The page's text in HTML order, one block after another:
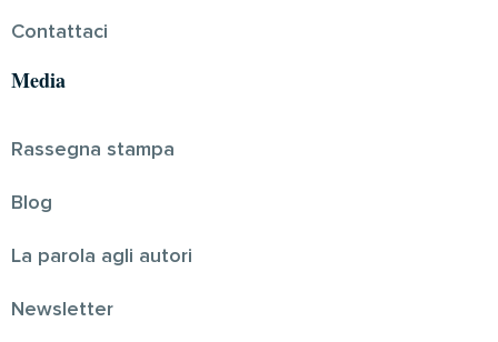
Contattaci
Media
Rassegna stampa
Blog
La parola agli autori
Newsletter